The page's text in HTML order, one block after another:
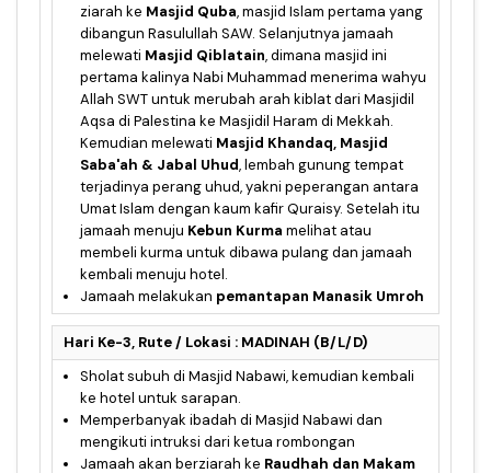
ziarah ke Masjid Quba, masjid Islam pertama yang
dibangun Rasulullah SAW. Selanjutnya jamaah
melewati Masjid Qiblatain, dimana masjid ini
pertama kalinya Nabi Muhammad menerima wahyu
Allah SWT untuk merubah arah kiblat dari Masjidil
Aqsa di Palestina ke Masjidil Haram di Mekkah.
Kemudian melewati Masjid Khandaq, Masjid
Saba'ah & Jabal Uhud, lembah gunung tempat
terjadinya perang uhud, yakni peperangan antara
Umat Islam dengan kaum kafir Quraisy. Setelah itu
jamaah menuju Kebun Kurma melihat atau
membeli kurma untuk dibawa pulang dan jamaah
kembali menuju hotel.
Jamaah melakukan pemantapan Manasik Umroh
Hari Ke-3, Rute / Lokasi : MADINAH (B/L/D)
Sholat subuh di Masjid Nabawi, kemudian kembali
ke hotel untuk sarapan.
Memperbanyak ibadah di Masjid Nabawi dan
mengikuti intruksi dari ketua rombongan
Jamaah akan berziarah ke Raudhah dan Makam